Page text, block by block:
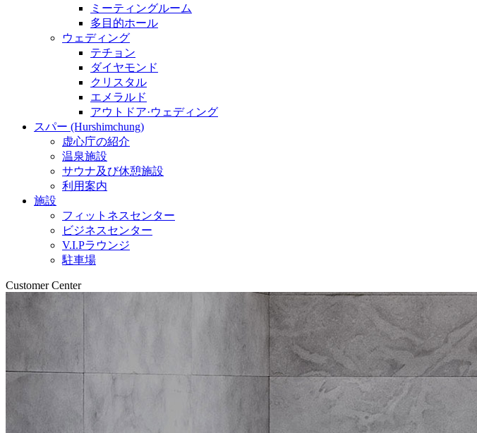
ミーティングルーム
多目的ホール
ウェディング
テチョン
ダイヤモンド
クリスタル
エメラルド
アウトドア·ウェディング
スパー (Hurshimchung)
虚心庁の紹介
温泉施設
サウナ及び休憩施設
利用案内
施設
フィットネスセンター
ビジネスセンター
V.I.Pラウンジ
駐車場
Customer Center